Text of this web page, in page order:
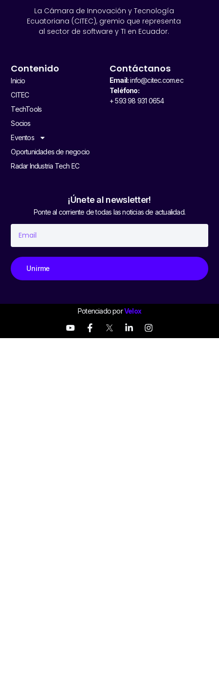
La Cámara de Innovación y Tecnología
Ecuatoriana (CITEC), gremio que representa
al sector de software y TI en Ecuador.
Contenido
Inicio
CITEC
TechTools
Socios
Eventos
Oportunidades de negocio
Radar Industria Tech EC
Contáctanos
Email:info@citec.com.ec
Teléfono:
+ 593 98 931 0654
¡Únete al newsletter!
Ponte al corriente de todas las noticias de actualidad.
Unirme
Potenciado porVelox